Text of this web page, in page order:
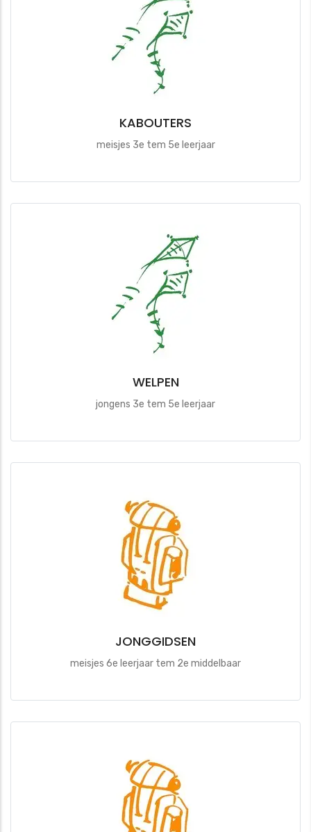
KABOUTERS
meisjes 3e tem 5e leerjaar
WELPEN
jongens 3e tem 5e leerjaar
JONGGIDSEN
meisjes 6e leerjaar tem 2e middelbaar